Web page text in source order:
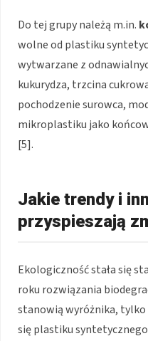
Do tej grupy należą m.in.
wolne od plastiku
wytwarzane z
kukurydza, trzcina
pochodzenie surowca,
mikroplastiku jako
[5].
Jakie trendy i
przyspieszają
Ekologiczność stała się
roku rozwiązania
stanowią wyróżnika,
się plastiku